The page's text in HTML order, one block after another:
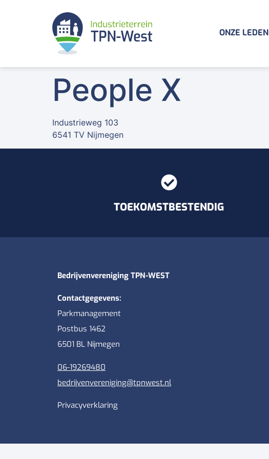
ONZE LEDEN
People X
Industrieweg 103
6541 TV Nijmegen
TOEKOMSTBESTENDIG
Bedrijvenvereniging TPN-WEST
Contactgegevens:
Parkmanagement
Postbus 1462
6501 BL Nijmegen
06-19269480
bedrijvenvereniging@tpnwest.nl
Privacyverklaring